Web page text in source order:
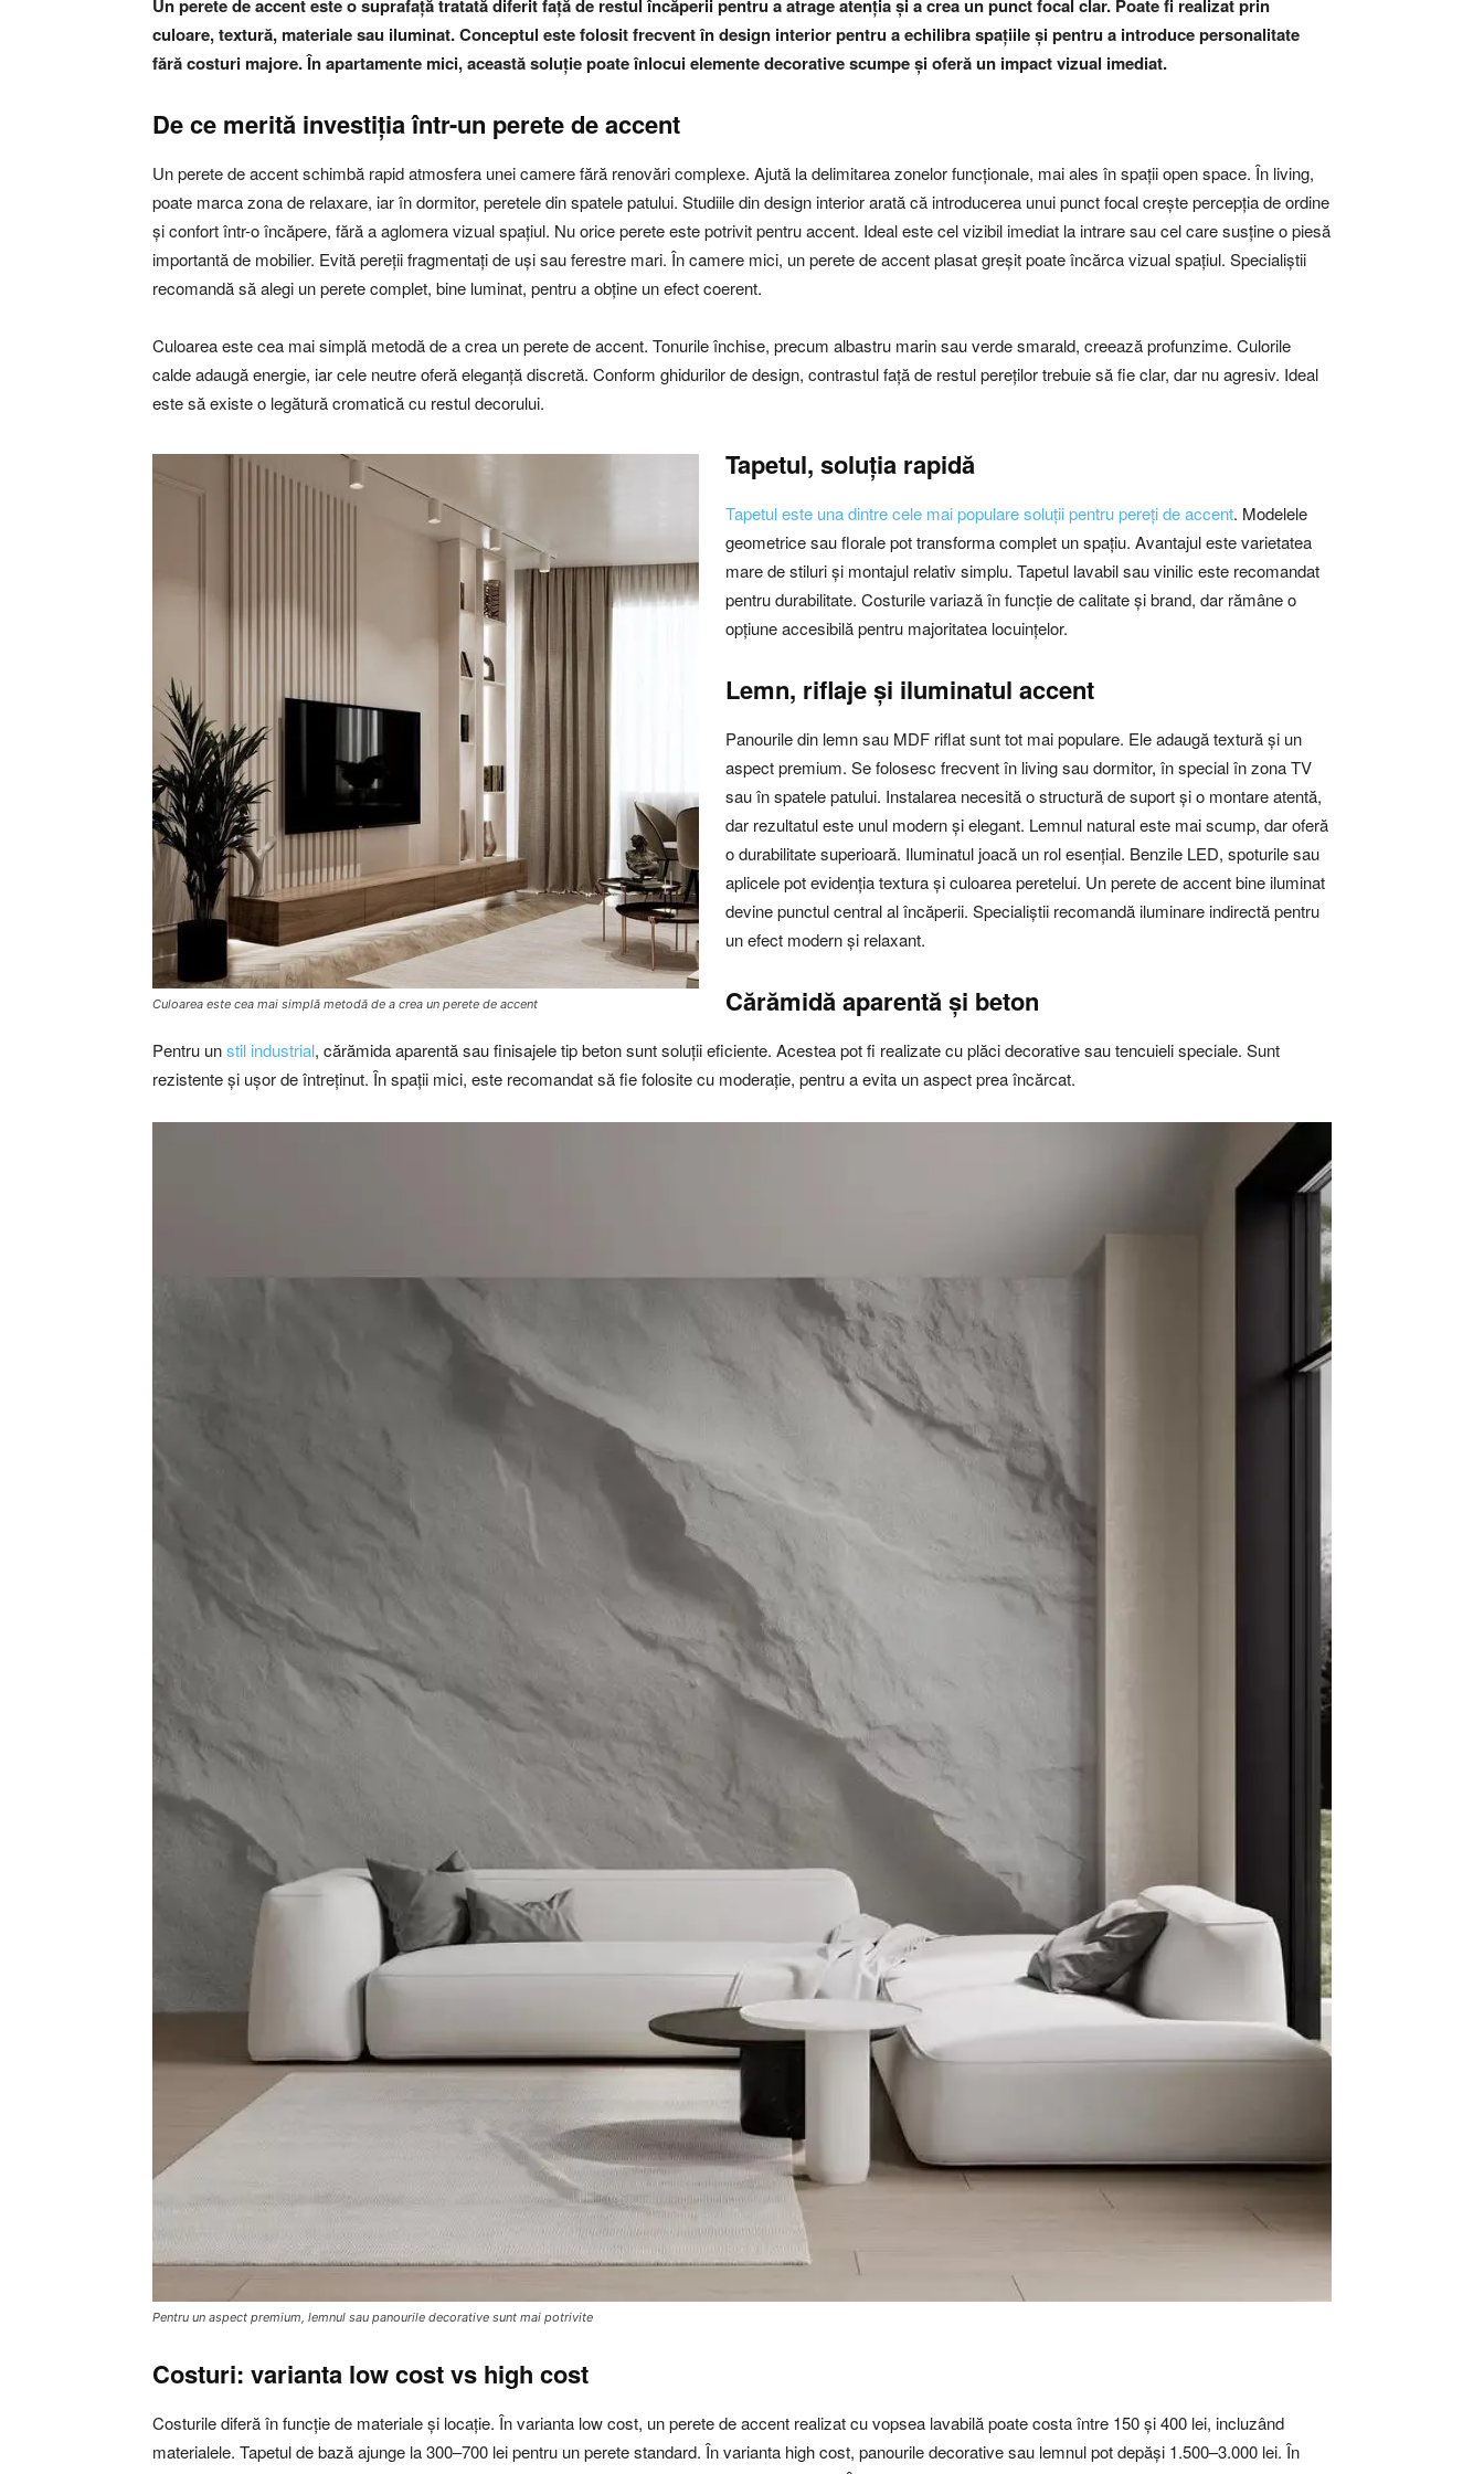
Un perete de accent este o suprafață tratată diferit față de restul încăperii pentru a atrage atenția și a crea un punct focal clar. Poate fi realizat prin
culoare, textură, materiale sau iluminat. Conceptul este folosit frecvent în design interior pentru a echilibra spațiile și pentru a introduce personalitate
fără costuri majore. În apartamente mici, această soluție poate înlocui elemente decorative scumpe și oferă un impact vizual imediat.
De ce merită investiția într-un perete de accent
Un perete de accent schimbă rapid atmosfera unei camere fără renovări complexe. Ajută la delimitarea zonelor funcționale, mai ales în spații open space. În living,
poate marca zona de relaxare, iar în dormitor, peretele din spatele patului. Studiile din design interior arată că introducerea unui punct focal crește percepția de ordine
și confort într-o încăpere, fără a aglomera vizual spațiul. Nu orice perete este potrivit pentru accent. Ideal este cel vizibil imediat la intrare sau cel care susține o piesă
importantă de mobilier. Evită pereții fragmentați de uși sau ferestre mari. În camere mici, un perete de accent plasat greșit poate încărca vizual spațiul. Specialiștii
recomandă să alegi un perete complet, bine luminat, pentru a obține un efect coerent.
Culoarea este cea mai simplă metodă de a crea un perete de accent. Tonurile închise, precum albastru marin sau verde smarald, creează profunzime. Culorile
calde adaugă energie, iar cele neutre oferă eleganță discretă. Conform ghidurilor de design, contrastul față de restul pereților trebuie să fie clar, dar nu agresiv. Ideal
este să existe o legătură cromatică cu restul decorului.
Culoarea este cea mai simplă metodă de a crea un perete de accent
Tapetul, soluția rapidă
Tapetul este una dintre cele mai populare soluții pentru pereți de accent. Modelele
geometrice sau florale pot transforma complet un spațiu. Avantajul este varietatea
mare de stiluri și montajul relativ simplu. Tapetul lavabil sau vinilic este recomandat
pentru durabilitate. Costurile variază în funcție de calitate și brand, dar rămâne o
opțiune accesibilă pentru majoritatea locuințelor.
Lemn, riflaje și iluminatul accent
Panourile din lemn sau MDF riflat sunt tot mai populare. Ele adaugă textură și un
aspect premium. Se folosesc frecvent în living sau dormitor, în special în zona TV
sau în spatele patului. Instalarea necesită o structură de suport și o montare atentă,
dar rezultatul este unul modern și elegant. Lemnul natural este mai scump, dar oferă
o durabilitate superioară. Iluminatul joacă un rol esențial. Benzile LED, spoturile sau
aplicele pot evidenția textura și culoarea peretelui. Un perete de accent bine iluminat
devine punctul central al încăperii. Specialiștii recomandă iluminare indirectă pentru
un efect modern și relaxant.
Cărămidă aparentă și beton
Pentru unstil industrial, cărămida aparentă sau finisajele tip beton sunt soluții eficiente. Acestea pot fi realizate cu plăci decorative sau tencuieli speciale. Sunt
rezistente și ușor de întreținut. În spații mici, este recomandat să fie folosite cu moderație, pentru a evita un aspect prea încărcat.
Pentru un aspect premium, lemnul sau panourile decorative sunt mai potrivite
Costuri: varianta low cost vs high cost
Costurile diferă în funcție de materiale și locație. În varianta low cost, un perete de accent realizat cu vopsea lavabilă poate costa între 150 și 400 lei, incluzând
materialele. Tapetul de bază ajunge la 300–700 lei pentru un perete standard. În varianta high cost, panourile decorative sau lemnul pot depăși 1.500–3.000 lei. În